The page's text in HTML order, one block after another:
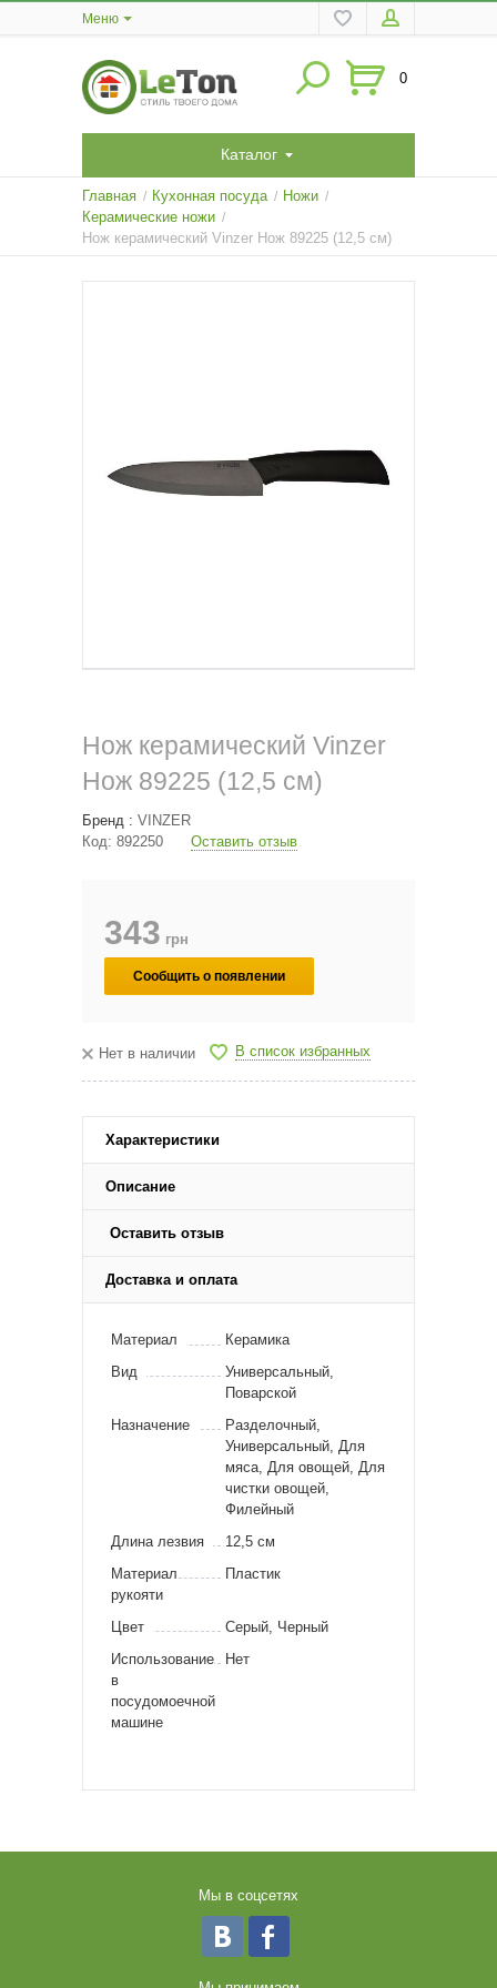
Меню
0
Каталог
Главная / Кухонная посуда / Ножи /
Керамические ножи /
Нож керамический Vinzer Нож 89225 (12,5 см)
Нож керамический Vinzer
Нож 89225 (12,5 см)
Бренд : VINZER
Код: 892250 Оставить отзыв
343 грн
Сообщить о появлении
Нет в наличии В список избранных
Характеристики
Описание
Оставить отзыв
Доставка и оплата
Материал
Керамика
Вид
Универсальный,
Поварской
Назначение
Разделочный,
Универсальный, Для
мяса, Для овощей, Для
чистки овощей,
Филейный
Длина лезвия
12,5 см
Материал
рукояти
Пластик
Цвет
Серый, Черный
Использование
в
посудомоечной
машине
Нет
Мы в соцсетях